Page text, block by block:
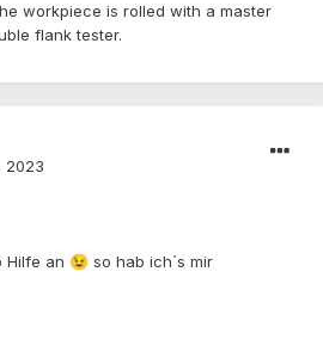
workpiece is rolled with a master
flank tester.
2023
Hilfe an 😉 so hab ich´s mir